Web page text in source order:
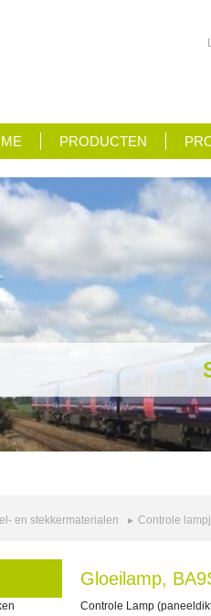
PRODUCTEN
en stekkermaterialen Controle
Gloeilamp,
Controle Lamp